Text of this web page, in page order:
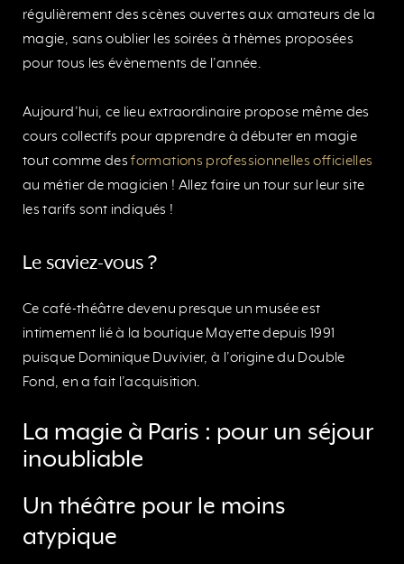
régulièrement des scènes ouvertes aux amateurs de la
magie, sans oublier les soirées à thèmes proposées
pour tous les évènements de l’année.
Aujourd’hui, ce lieu extraordinaire propose même des
cours collectifs pour apprendre à débuter en magie
tout comme desformations professionnelles officielles
au métier de magicien ! Allez faire un tour sur leur site
les tarifs sont indiqués !
Le saviez-vous ?
Ce café-théâtre devenu presque un musée est
intimement lié à la boutique Mayette depuis 1991
puisque Dominique Duvivier, à l’origine du Double
Fond, en a fait l’acquisition.
La magie à Paris : pour un séjour
inoubliable
Un théâtre pour le moins
atypique